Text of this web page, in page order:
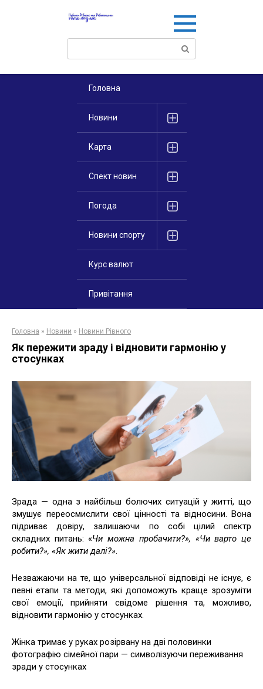
Поиск:
Головна
Новини
Карта
Спект новин
Погода
Новини спорту
Курс валют
Привітання
Головна » Новини » Новини Рівного
Як пережити зраду і відновити гармонію у
стосунках
Зрада — одна з найбільш болючих ситуацій у житті, що
змушує переосмислити свої цінності та відносини. Вона
підриває довіру, залишаючи по собі цілий спектр
складних питань: «Чи можна пробачити?», «Чи варто це
робити?», «Як жити далі?».
Незважаючи на те, що універсальної відповіді не існує, є
певні етапи та методи, які допоможуть краще зрозуміти
свої емоції, прийняти свідоме рішення та, можливо,
відновити гармонію у стосунках.
Жінка тримає у руках розірвану на дві половинки
фотографію сімейної пари — символізуючи переживання
зради у стосунках